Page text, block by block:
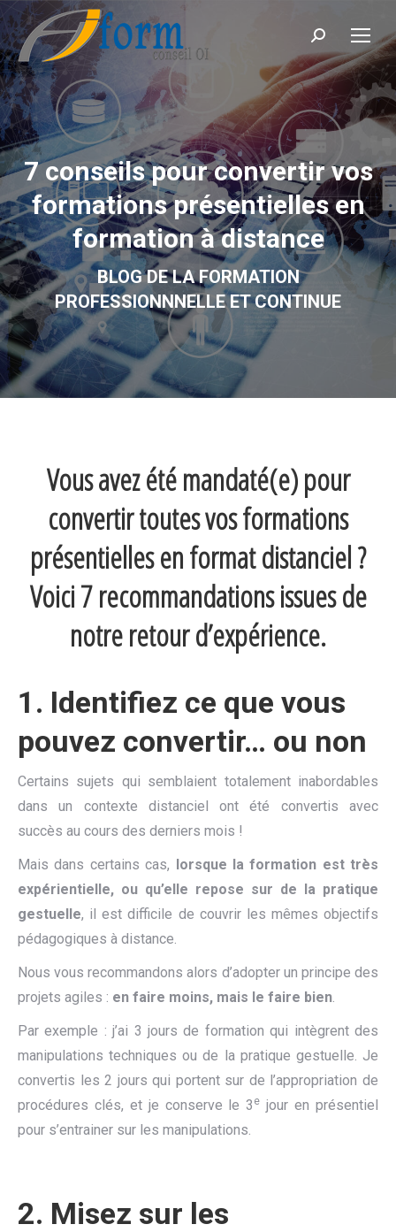
Recherche
7 conseils pour convertir vos
formations présentielles en
formation à distance
BLOG DE LA FORMATION
PROFESSIONNNELLE ET CONTINUE
Vous avez été mandaté(e) pour
convertir toutes vos formations
présentielles en format distanciel ?
Voici 7 recommandations issues de
notre retour d’expérience.
1. Identifiez ce que vous
pouvez convertir… ou non
Certains sujets qui semblaient totalement inabordables
dans un contexte distanciel ont été convertis avec
succès au cours des derniers mois !
Mais dans certains cas, lorsque la formation est très
expérientielle, ou qu’elle repose sur de la pratique
gestuelle, il est difficile de couvrir les mêmes objectifs
pédagogiques à distance.
Nous vous recommandons alors d’adopter un principe des
projets agiles : en faire moins, mais le faire bien.
Par exemple : j’ai 3 jours de formation qui intègrent des
manipulations techniques ou de la pratique gestuelle. Je
convertis les 2 jours qui portent sur de l’appropriation de
procédures clés, et je conserve le 3 e jour en présentiel
pour s’entrainer sur les manipulations.
2. Misez sur les